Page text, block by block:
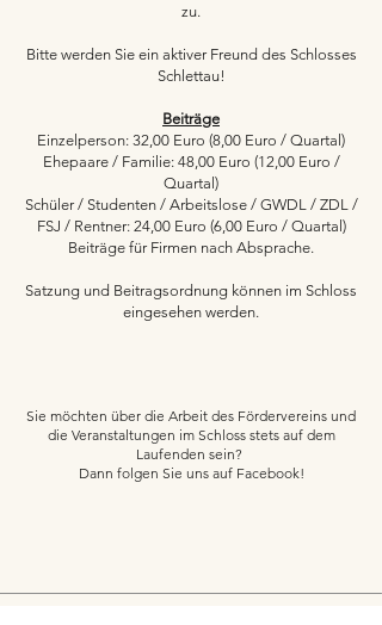
zu.
Bitte werden Sie ein aktiver Freund des Schlosses
Schlettau!
Beiträge
Einzelperson: 32,00 Euro (8,00 Euro / Quartal)
Ehepaare / Familie: 48,00 Euro (12,00 Euro /
Quartal)
Schüler / Studenten / Arbeitslose / GWDL / ZDL /
FSJ / Rentner: 24,00 Euro (6,00 Euro / Quartal)
Beiträge für Firmen nach Absprache.
Satzung und Beitragsordnung können im Schloss
eingesehen werden.
Sie möchten über die Arbeit des Fördervereins und
die Veranstaltungen im Schloss stets auf dem
Laufenden sein?
Dann folgen Sie uns auf Facebook!